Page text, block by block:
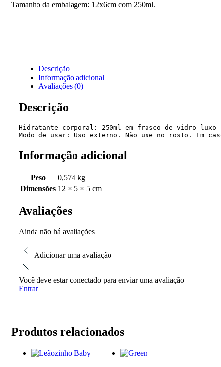
Tamanho da embalagem: 12x6cm com 250ml.
Descrição
Informação adicional
Avaliações (0)
Descrição
Hidratante corporal: 250ml em frasco de vidro luxo
Modo de usar: Uso externo. Não use no rosto. Em
Informação adicional
Peso
0,574 kg
Dimensões 12 × 5 × 5 cm
Avaliações
Ainda não há avaliações
Adicionar uma avaliação
Você deve estar conectado para enviar uma avaliação
Entrar
Produtos relacionados